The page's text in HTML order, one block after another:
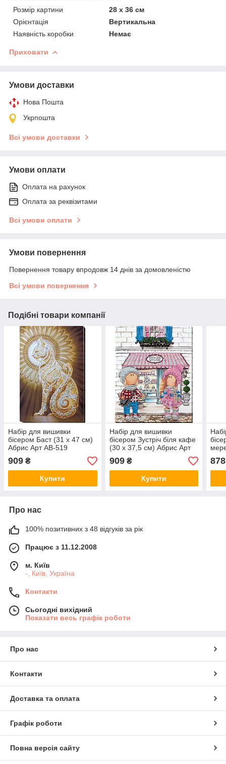
Розмір картини
28 х 36 см
Орієнтація
Вертикальна
Наявність коробки
Немає
Приховати
Умови доставки
Нова Пошта
Укрпошта
Всі умови доставки
Умови оплати
Оплата на рахунок
Оплата за реквізитами
Всі умови оплати
Умови повернення
Повернення товару впродовж 14 днів за домовленістю
Всі умови повернення
Подібні товари компанії
Набір для вишивки
бісером Баст (31 х 47 см)
Абрис Арт AB-519
909 ₴
Купити
Набір для вишивки
бісером Зустріч біля кафе
(30 х 37,5 см) Абрис Арт
AB-740
909₴
Купити
878
Про нас
100% позитивних з 48 відгуків за рік
Працює з 11.12.2008
м. Київ
-, Київ, Україна
Контакти
Сьогодні вихідний
Показати весь графік роботи
Про нас
Контакти
Доставка та оплата
Графік роботи
Повна версія сайту